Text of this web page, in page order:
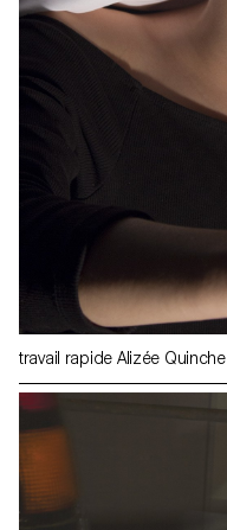
travail rapide Alizée Quinche